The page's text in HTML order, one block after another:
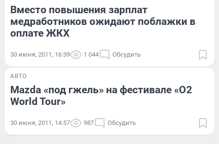
Вместо повышения зарплат
медработников ожидают поблажки в
оплате ЖКХ
30 июня, 2011, 16:39 1 044 Обсудить
АВТО
Mazda «под гжель» на фестивале «O2
World Tour»
30 июня, 2011, 14:57 987 Обсудить